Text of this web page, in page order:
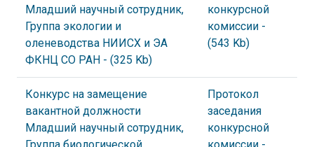
Младший научный сотрудник,
Группа экологии и
оленеводства НИИСХ и ЭА
ФКНЦ СО РАН - (325 Kb)
конкурсной
комиссии -
(543 Kb)
Конкурс на замещение
вакантной должности
Младший научный сотрудник,
Протокол
заседания
конкурсной